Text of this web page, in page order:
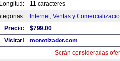
Longitud:
11 caracteres
Internet, Ventas y
Precio:
$799.00
Visitar!
monetizador.com
Serán consideradas